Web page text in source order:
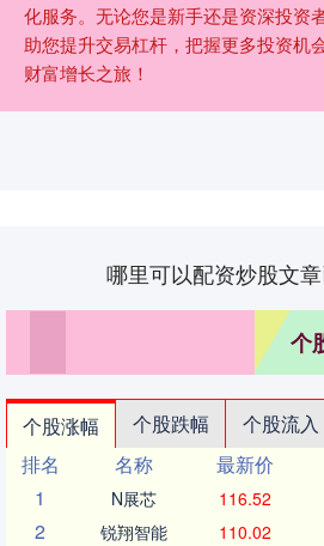
化服务。无论您是新手还是资深投资
助您提升交易杠杆，把握更多投资机
财富增长之旅！
哪里可以配资炒股文
个
个股涨幅 个股跌幅 个股流入
排名
名称 最新价
1
N展芯 116.52
2 锐翔智能 110.02